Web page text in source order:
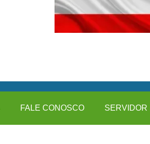
FALE CONOSCO SERVIDOR